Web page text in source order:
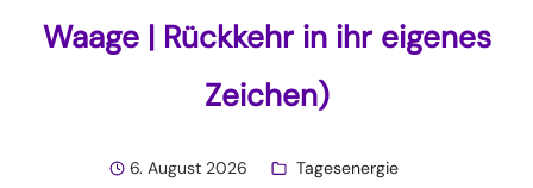
Waage | Rückkehr in ihr eigenes
Zeichen)
6. August 2026 Tagesenergie